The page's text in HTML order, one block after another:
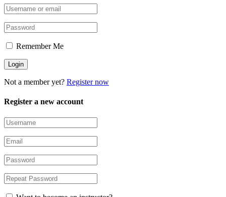
Remember Me
Not a member yet? Register now
Register a new account